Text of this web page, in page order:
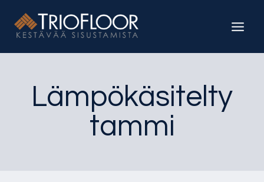
sisältöön
Lämpökäsitelty
tammi